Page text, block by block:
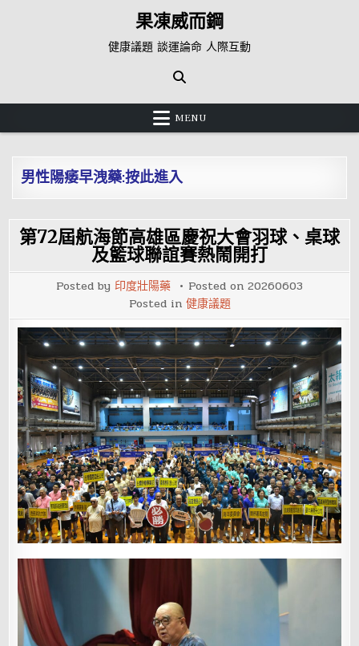
果凍威而鋼
健康議題 談運論命 人際互動
MENU
男性陽痿早洩藥:按此進入
第72屆航海節高雄區慶祝大會羽球、桌球
及籃球聯誼賽熱鬧開打
Posted by 印度壯陽藥 Posted on 20260603
Posted in 健康議題